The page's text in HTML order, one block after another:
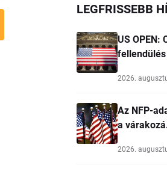
LEGFRISSEBB
US OPEN:
2026.
Az NFP-
a
2026.